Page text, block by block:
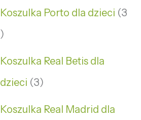
Koszulka Porto dla dzieci 3
Koszulka Real Betis dla
dzieci 3
Koszulka Real Madrid dla